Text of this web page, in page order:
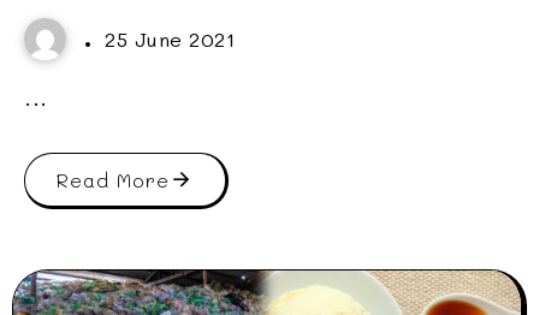
25 June 2021
...
Read More